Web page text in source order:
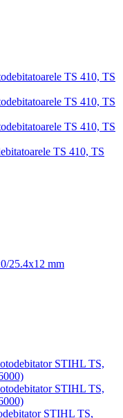
TS 410, TS
25.4x12 mm
STIHL TS,